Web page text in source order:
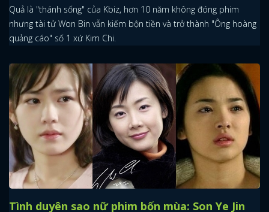
Quả là "thánh sống" của Kbiz, hơn 10 năm không đóng phim
nhưng tài tử Won Bin vẫn kiếm bộn tiền và trở thành "Ông hoàng
quảng cáo" số 1 xứ Kim Chi.
Tình duyên sao nữ phim bốn mùa: Son Ye Jin